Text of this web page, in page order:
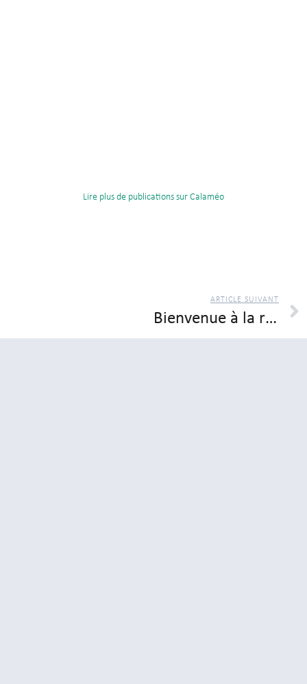
Lire plus de publications sur Calaméo
ARTICLE SUIVANT
Bienvenue à la retraite